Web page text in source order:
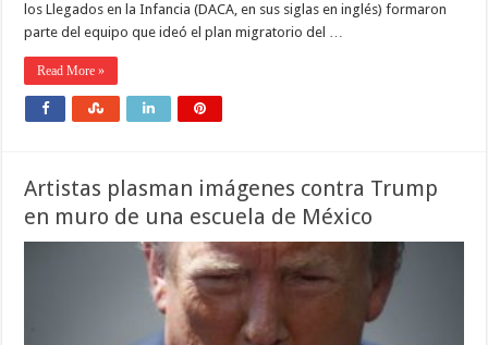
los Llegados en la Infancia (DACA, en sus siglas en inglés) formaron
parte del equipo que ideó el plan migratorio del …
Read More »
Artistas plasman imágenes contra Trump
en muro de una escuela de México